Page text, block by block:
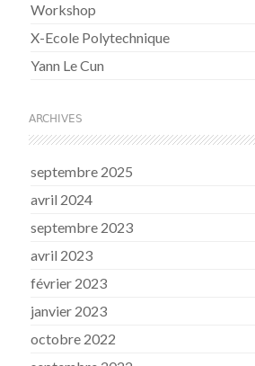
Workshop
X-Ecole Polytechnique
Yann Le Cun
ARCHIVES
septembre 2025
avril 2024
septembre 2023
avril 2023
février 2023
janvier 2023
octobre 2022